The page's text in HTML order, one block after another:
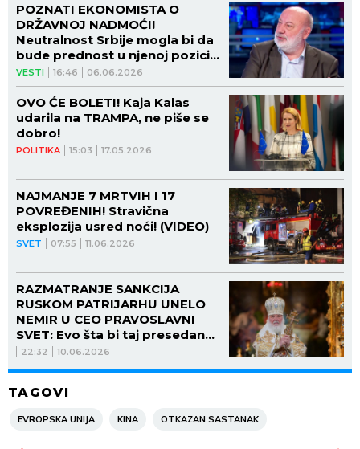
VESTI 16:46 06.06.2026
POZNATI EKONOMISTA O
DRŽAVNOJ NADMOĆI!
Neutralnost Srbije mogla bi da
bude prednost u njenoj poziciji
u svetu!
POLITIKA 15:03 17.05.2026
OVO ĆE BOLETI! Kaja Kalas
udarila na TRAMPA, ne piše se
dobro!
SVET 07:55 11.06.2026
NAJMANJE 7 MRTVIH I 17
POVREĐENIH! Stravična
eksplozija usred noći! (VIDEO)
22:32 10.06.2026
RAZMATRANJE SANKCIJA
RUSKOM PATRIJARHU UNELO
NEMIR U CEO PRAVOSLAVNI
SVET: Evo šta bi taj presedan
značio za sve verske vođe
TAGOVI
EVROPSKA UNIJA KINA OTKAZAN SASTANAK